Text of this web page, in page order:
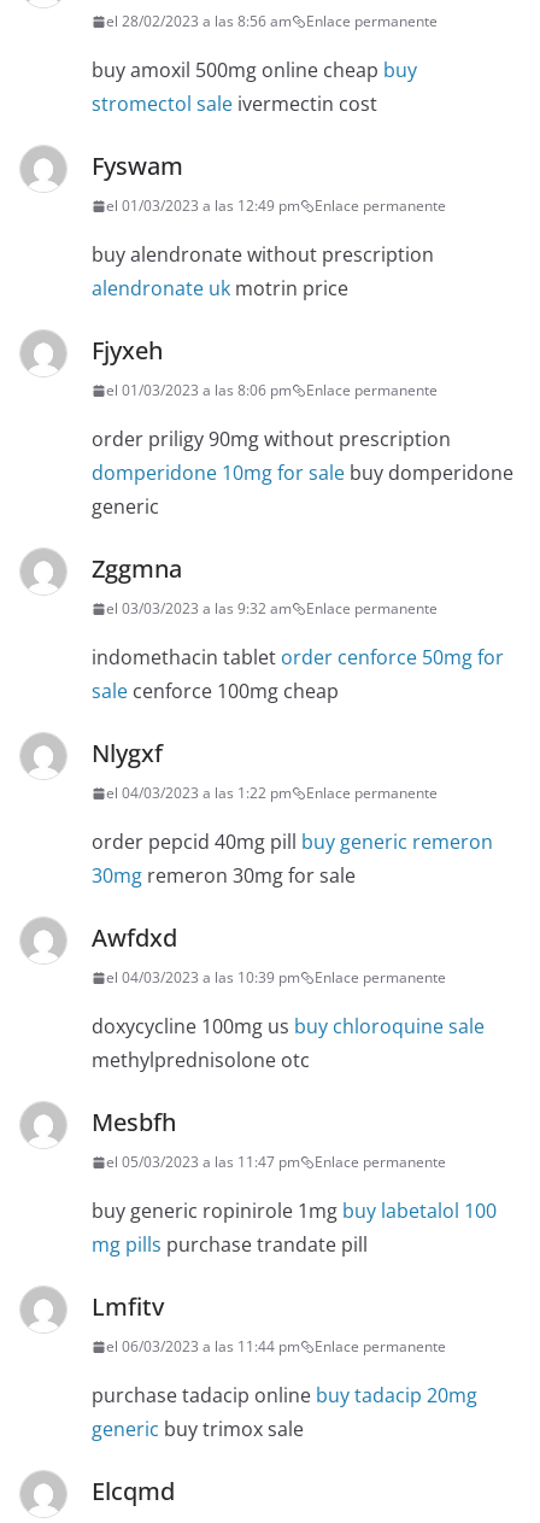
el 28/02/2023 a las 8:56 am Enlace permanente
buy amoxil 500mg online cheap buy
stromectol sale ivermectin cost
Fyswam
el 01/03/2023 a las 12:49 pm Enlace permanente
buy alendronate without prescription
alendronate uk motrin price
Fjyxeh
el 01/03/2023 a las 8:06 pm Enlace permanente
order priligy 90mg without prescription
domperidone 10mg for sale buy domperidone
generic
Zggmna
el 03/03/2023 a las 9:32 am Enlace permanente
indomethacin tablet order cenforce 50mg for
sale cenforce 100mg cheap
Nlygxf
el 04/03/2023 a las 1:22 pm Enlace permanente
order pepcid 40mg pill buy generic remeron
30mg remeron 30mg for sale
Awfdxd
el 04/03/2023 a las 10:39 pm Enlace permanente
doxycycline 100mg us buy chloroquine sale
methylprednisolone otc
Mesbfh
el 05/03/2023 a las 11:47 pm Enlace permanente
buy generic ropinirole 1mg buy labetalol 100
mg pills purchase trandate pill
Lmfitv
el 06/03/2023 a las 11:44 pm Enlace permanente
purchase tadacip online buy tadacip 20mg
generic buy trimox sale
Elcqmd